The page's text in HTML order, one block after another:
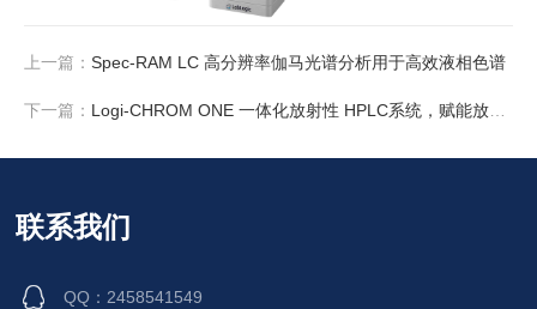
上一篇： Spec-RAM LC 高分辨率伽马光谱分析用于高效液相色谱
下一篇： Logi-CHROM ONE 一体化放射性 HPLC系统，赋能放射药房高效质控
联系我们
QQ：2458541549